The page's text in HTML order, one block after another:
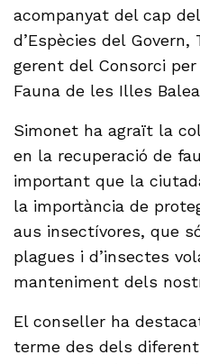
acompanyat del cap
d’Espècies del Govern,
gerent del Consorci
Fauna de les Illes
Simonet ha agraït la
en la recuperació de
important que la
la importància de
aus insectívores, que
plagues i d’insectes
manteniment dels
El conseller ha
terme des dels